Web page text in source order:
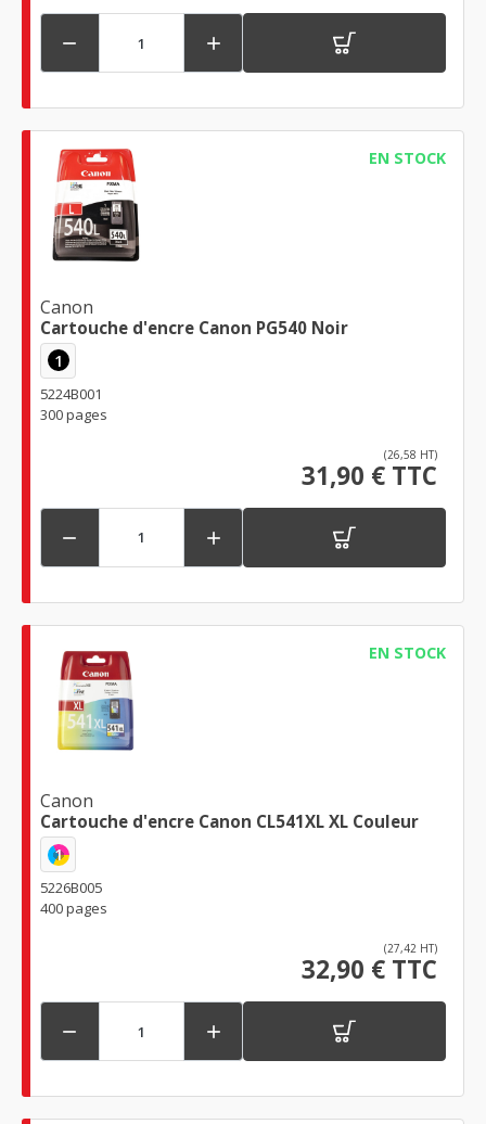
 
EN STOCK
Canon
Cartouche d'encre Canon PG540 Noir
1
5224B001
300 pages
(26,58 HT)
31,90 € TTC
 
EN STOCK
Canon
Cartouche d'encre Canon CL541XL XL Couleur
1
5226B005
400 pages
(27,42 HT)
32,90 € TTC
 